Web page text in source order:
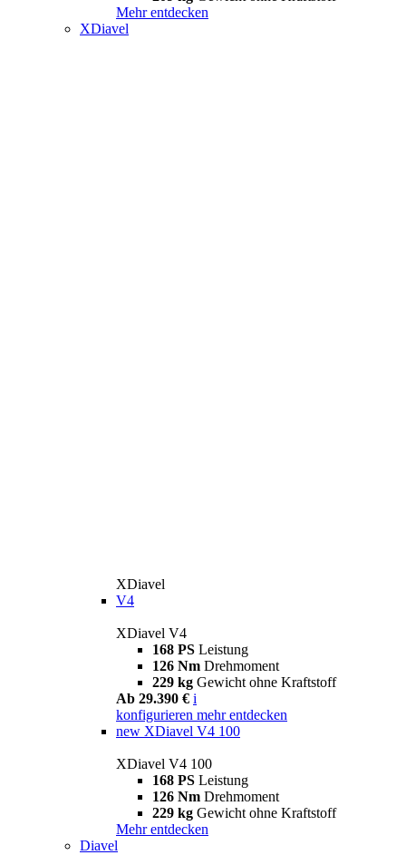
Mehr entdecken
XDiavel
XDiavel
V4
XDiavel V4
168 PS Leistung
126 Nm Drehmoment
229 kg Gewicht ohne Kraftstoff
Ab 29.390 € i
konfigurieren mehr entdecken
new XDiavel V4 100
XDiavel V4 100
168 PS Leistung
126 Nm Drehmoment
229 kg Gewicht ohne Kraftstoff
Mehr entdecken
Diavel